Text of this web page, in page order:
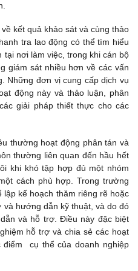
kết quả khảo sát và cùng thảo
tra lao động có thể tìm hiểu
tại nơi làm việc, trong khi cán bộ
giám sát nhiều hơn về các vấn
Những đơn vị cung cấp dịch vụ
động này và thảo luận, phân
giải pháp thiết thực cho các
thường hoạt động phân tán và
thường liên quan đến hầu hết
khi khó tập hợp đủ một nhóm
cách phù hợp. Trong trường
kế hoạch thăm riêng rẽ hoặc
hướng dẫn kỹ thuật, và do đó
và hỗ trợ. Điều này đặc biệt
hỗ trợ và chia sẻ các hoạt
cụ thể của doanh nghiệp